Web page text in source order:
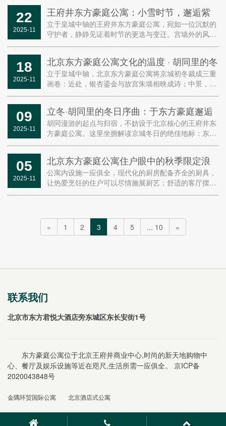
22
2025-11
王府井东方豪庭公寓：小雪时节，邂逅紫
禁城初雪与胡同烟火
立于皇城中轴的王府井东方豪庭公寓，宛如一位沉默的
守护者，静静见证着时节的更迭与变迁。宫墙外的风，
携着八百年的霜雪，轻轻叩响今日的窗棂，仿佛在诉说
珀，宛如一...
18
2025-11
北京东方豪庭公寓文化的温度 · 胡同里的冬
日生活美学
立于皇城中轴，北京东方豪庭公寓将京城初冬裁成三重
画卷：近处，银杏鎏金与故宫朱墙相映成诗；中景，飞
檐剪影为晴空勾勒轮廓；远方，北海白塔在薄雾中静望
化作生活...
09
2025-11
立冬·胡同里的冬日序曲：于东方豪庭邂逅
京城暖冬
胡同漫游的起点与归宿，不妨设于北京核心的王府井东
方豪庭公寓。这里坐拥解读京城冬日的绝佳地标：东望
故宫层叠殿宇，沉静如画，那古老的宫殿仿佛在诉说着
及，繁华...
05
2025-11
北京东方豪庭公寓住户眼中的秋季限定浪
漫
公寓内设施一应俱全，现代化的厨房配备齐全的厨具，
让热爱烹饪的住户可以尽情施展厨艺；舒适的客厅摆放
着柔软的沙发和高清的智能电视，闲暇时光，窝在沙发
«
1 2 3 4 5 ... 10 »
联系我们
北京市东方君悦大酒店旁东城区东长安街1号
东方豪庭公寓位于北京王府井商业中心,时尚的新天地购物中
心、餐厅及娱乐设施等近在咫尺,生活所需一应俱全。
京ICP备
2020043848号
金隅环贸国际公寓 北京酒店式公寓